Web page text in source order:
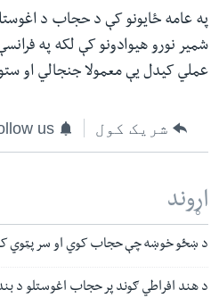
په عامه ځایونو کې د حجاب د
شمیر نورو هیوادونو کې لکه په
عملي کیدل یې معمولا جنجالي او
شریک کول us
اړوند
د ښځو خوښه چې حجاب کوي او سر پټوي
د هند افراطي ګوند پر حجاب اغوستلو د